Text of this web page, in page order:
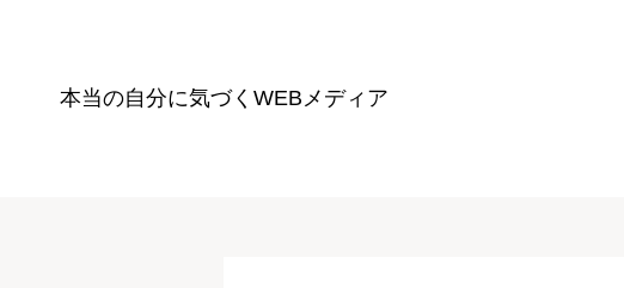
本当の自分に気づく WEBメディア